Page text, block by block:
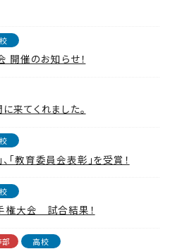
team Gyosei
催のお知らせ！
来てくれました。
「教育委員会表彰」を受賞！
権大会 試合結果！
高校